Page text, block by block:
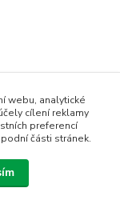
webu, analytické
cílení reklamy
preferencí
části stránek.